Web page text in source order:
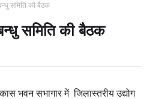
समिति की बैठक
समिति की बैठक
भवन सभागार में जिलास्तरीय उद्योग